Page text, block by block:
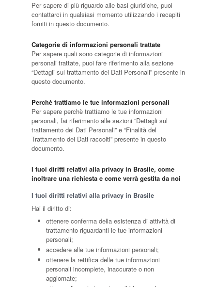
Per sapere di più riguardo alle basi giuridiche, puoi
contattarci in qualsiasi momento utilizzando i recapiti
forniti in questo documento.
Categorie di informazioni personali trattate
Per sapere quali sono categorie di informazioni
personali trattate, puoi fare riferimento alla sezione
“Dettagli sul trattamento dei Dati Personali” presente in
questo documento.
Perchè trattiamo le tue informazioni personali
Per sapere perchè trattiamo le tue informazioni
personali, fai riferimento alle sezioni “Dettagli sul
trattamento dei Dati Personali” e “Finalità del
Trattamento dei Dati raccolti” presente in questo
documento.
I tuoi diritti relativi alla privacy in Brasile, come
inoltrare una richiesta e come verrà gestita da noi
I tuoi diritti relativi alla privacy in Brasile
Hai il diritto di:
ottenere conferma della esistenza di attività di
trattamento riguardanti le tue informazioni
personali;
accedere alle tue informazioni personali;
ottenere la rettifica delle tue informazioni
personali incomplete, inaccurate o non
aggiornate;